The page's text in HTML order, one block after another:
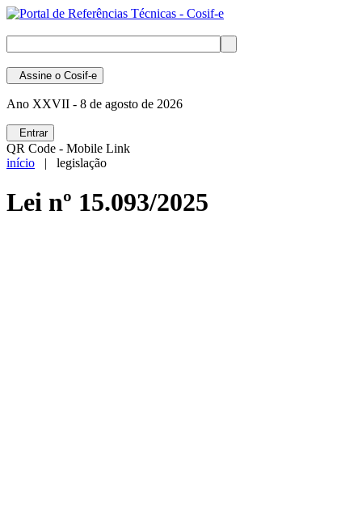
Assine o Cosif-e
Ano XXVII - 8 de agosto de 2026
Entrar
QR Code - Mobile Link
início | legislação
Lei nº 15.093/2025